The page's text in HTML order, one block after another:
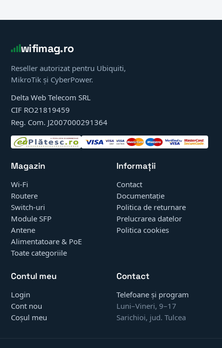
wifimag.ro
Reseller autorizat pentru Ubiquiti,
MikroTik și CyberPower.
Delta Web Telecom SRL
CIF RO21819459
Reg. Com. J2007000291364
Magazin
Wi-Fi
Routere
Switch-uri
Module SFP
Antene
Alimentatoare & PoE
Toate categoriile
Informații
Contact
Documentație
Politica de returnare
Prelucrarea datelor
Politica cookies
Contul meu
Login
Cont nou
Coșul meu
Contact
Telefoane și program
Luni–Vineri, 9–17
Sarichioi, jud. Tulcea